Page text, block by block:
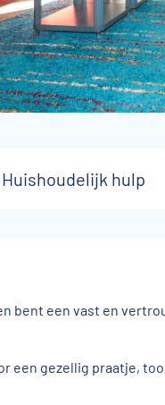
hulp
bent een vast en
een gezellig praatje,